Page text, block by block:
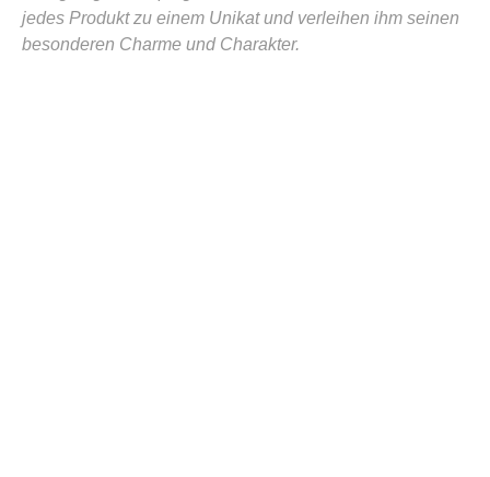
jedes Produkt zu einem Unikat und verleihen ihm seinen
besonderen Charme und Charakter.